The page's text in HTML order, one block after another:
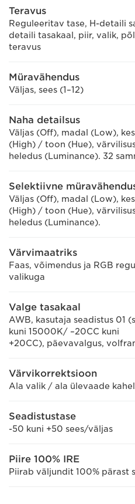
Teravus
Reguleeritav tase, H-detaili
detaili tasakaal, piir, valik,
teravus
Müravähendus
Väljas, sees (1–12)
Naha detailsus
Väljas (Off), madal (Low),
(High) / toon (Hue),
heledus (Luminance). 32
Selektiivne
Väljas (Off), madal (Low),
(High) / toon (Hue),
heledus (Luminance).
Värvimaatriks
Faas, võimendus ja RGB
valikuga
Valge tasakaal
AWB, kasutaja seadistus 01
kuni 15000K/ –20CC kuni
+20CC), päevavalgus,
Värvikorrektsioon
Ala valik / ala ülevaade
Seadistustase
-50 kuni +50 sees/väljas
Piire 100% IRE
Piirab väljundit 100% pärast